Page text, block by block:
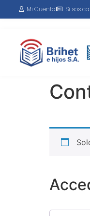
Mi Cuenta Si sos